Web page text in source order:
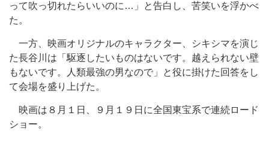
って吹っ切れたらいいのに…」と告白し、苦笑いを浮かべ
た。
一方、映画オリジナルのキャラクター、シキシマを演じ
た長谷川は「駆逐したいものはないです。越えられない壁
もないです。人類最強の男なので」と役に掛けた回答をし
て会場を盛り上げた。
映画は８月１日、９月１９日に全国東宝系で連続ロード
ショー。